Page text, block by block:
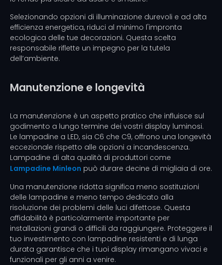
Selezionando opzioni di illuminazione durevoli e ad alta
efficienza energetica, riduci al minimo l'impronta
ecologica delle tue decorazioni. Questa scelta
responsabile riflette un impegno per la tutela
dell’ambiente.
Manutenzione e longevità
La manutenzione è un aspetto pratico che influisce sul
godimento a lungo termine dei vostri display luminosi.
Le lampadine a LED, sia C6 che C9, offrono una longevità
eccezionale rispetto alle opzioni a incandescenza.
Lampadine di alta qualità di produttori come
Lampadine Minleon può durare decine di migliaia di ore.
Una manutenzione ridotta significa meno sostituzioni
delle lampadine e meno tempo dedicato alla
risoluzione dei problemi delle luci difettose. Questa
affidabilità è particolarmente importante per
installazioni grandi o difficili da raggiungere. Proteggere il
tuo investimento con lampadine resistenti e di lunga
durata garantisce che i tuoi display rimangano vivaci e
funzionali per gli anni a venire.